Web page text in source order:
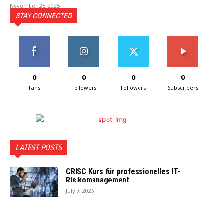
November 25, 2025
STAY CONNECTED
0
Fans
0
Followers
0
Followers
0
Subscribers
LATEST POSTS
CRISC Kurs für professionelles IT-
Risikomanagement
July 9, 2026